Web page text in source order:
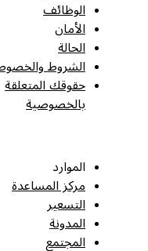
الوظائف
الأمان
الحالة
الشروط والخصوصية
حقوقك المتعلقة
بالخصوصية
الموارد
مركز المساعدة
التسعير
المدونة
المجتمع